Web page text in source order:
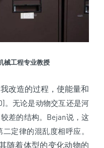
械工程专业教授
改造的过程，使能量和
。无论是动物交互还是河
差的结构。Bejan说，这
定律的混乱度相呼应。
随着体型的变化动物的